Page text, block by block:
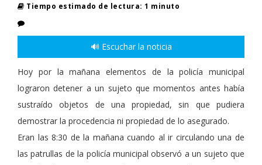
Tiempo estimado de lectura: 1 minuto
🔊 Escuchar la noticia
Hoy por la mañana elementos de la policía municipal
lograron detener a un sujeto que momentos antes había
sustraído objetos de una propiedad, sin que pudiera
demostrar la procedencia ni propiedad de lo asegurado.
Eran las 8:30 de la mañana cuando al ir circulando una de
las patrullas de la policía municipal observó a un sujeto que